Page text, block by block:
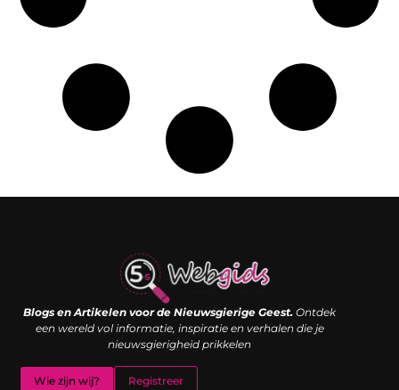
Blogs en Artikelen voor de Nieuwsgierige Geest. Ontdek
een wereld vol informatie, inspiratie en verhalen die je
nieuwsgierigheid prikkelen
Wie zijn wij? Registreer